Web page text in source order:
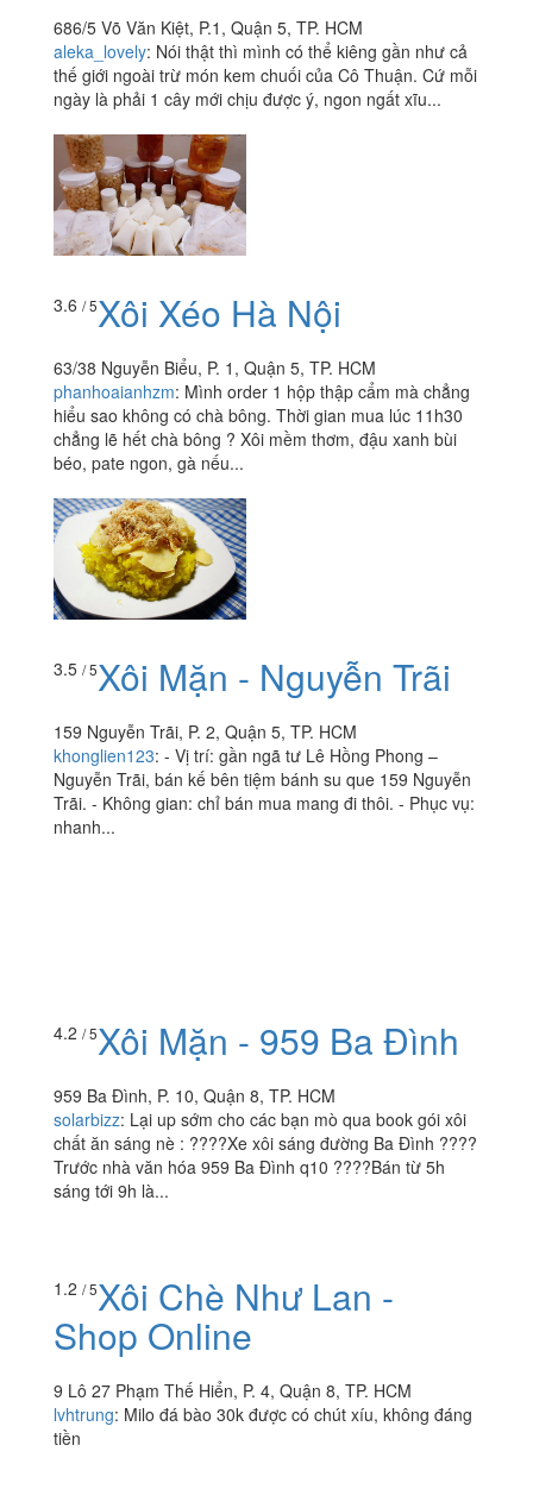
686/5 Võ Văn Kiệt, P.1, Quận 5, TP. HCM
aleka_lovely: Nói thật thì mình có thể kiêng gần như cả
thế giới ngoài trừ món kem chuối của Cô Thuận. Cứ mỗi
ngày là phải 1 cây mới chịu được ý, ngon ngất xĩu...
3.6 / 5Xôi Xéo Hà Nội
63/38 Nguyễn Biểu, P. 1, Quận 5, TP. HCM
phanhoaianhzm: Mình order 1 hộp thập cẩm mà chẳng
hiểu sao không có chà bông. Thời gian mua lúc 11h30
chẳng lẽ hết chà bông ? Xôi mềm thơm, đậu xanh bùi
béo, pate ngon, gà nếu...
3.5 / 5Xôi Mặn - Nguyễn Trãi
159 Nguyễn Trãi, P. 2, Quận 5, TP. HCM
khonglien123: - Vị trí: gần ngã tư Lê Hồng Phong –
Nguyễn Trãi, bán kế bên tiệm bánh su que 159 Nguyễn
Trãi. - Không gian: chỉ bán mua mang đi thôi. - Phục vụ:
nhanh...
4.2 / 5Xôi Mặn - 959 Ba Đình
959 Ba Đình, P. 10, Quận 8, TP. HCM
solarbizz: Lại up sớm cho các bạn mò qua book gói xôi
chất ăn sáng nè : ????Xe xôi sáng đường Ba Đình ????
Trước nhà văn hóa 959 Ba Đình q10 ????Bán từ 5h
sáng tới 9h là...
1.2/ 5Xôi Chè Như Lan -
Shop Online